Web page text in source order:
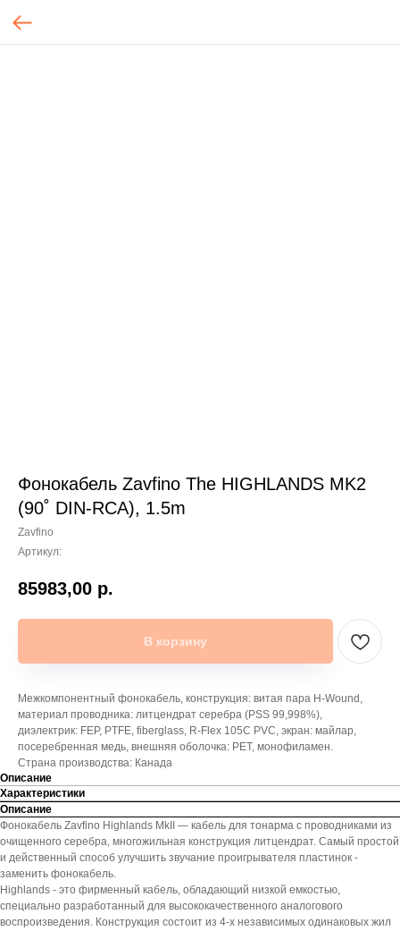
Фонокабель Zavfino The HIGHLANDS MK2
(90˚ DIN-RCA), 1.5m
Zavfino
Артикул:
85983,00 р.
В корзину
Межкомпонентный фонокабель, конструкция: витая пара H-Wound,
материал проводника: литцендрат серебра (PSS 99,998%),
диэлектрик: FEP, PTFE, fiberglass, R-Flex 105C PVC, экран: майлар,
посеребренная медь, внешняя оболочка: PET, монофиламен.
Страна производства: Канада
Описание
Характеристики
Описание
Фонокабель Zavfino Highlands MkII — кабель для тонарма с проводниками из
очищенного серебра, многожильная конструкция литцендрат. Самый простой
и действенный способ улучшить звучание проигрывателя пластинок -
заменить фонокабель.
Highlands - это фирменный кабель, обладающий низкой емкостью,
специально разработанный для высококачественного аналогового
воспроизведения. Конструкция состоит из 4-х независимых одинаковых жил